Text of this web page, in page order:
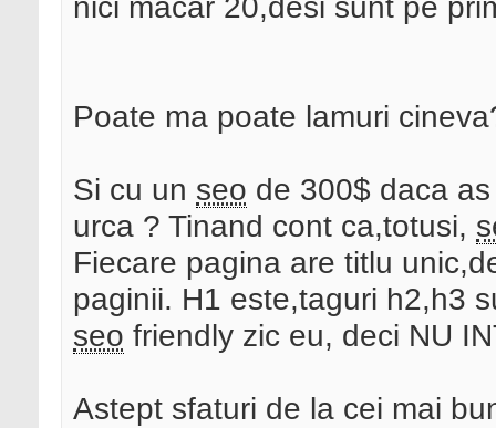
Poate ma poate lamuri
Si cu un seo de 300$ daca
urca ? Tinand cont ca,totusi,
Fiecare pagina are titlu
paginii. H1 este,taguri h2,h3
seo friendly zic eu, deci NU
Astept sfaturi de la cei mai